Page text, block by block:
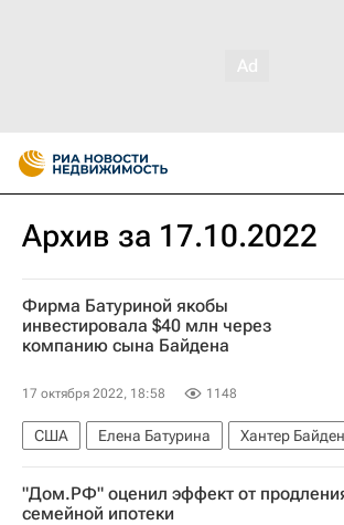
Архив за 17.10.2022
Фирма Батуриной якобы
инвестировала $40 млн через
компанию сына Байдена
17 октября 2022, 18:58 1148
США Елена Батурина Хантер Байден
"Дом.РФ" оценил эффект от
семейной ипотеки